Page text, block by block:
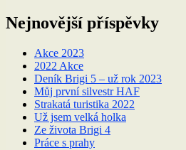
Nejnovější příspěvky
Akce 2023
2022 Akce
Deník Brigi 5 – už rok 2023
Můj první silvestr HAF
Strakatá turistika 2022
Už jsem velká holka
Ze života Brigi 4
Práce s prahy